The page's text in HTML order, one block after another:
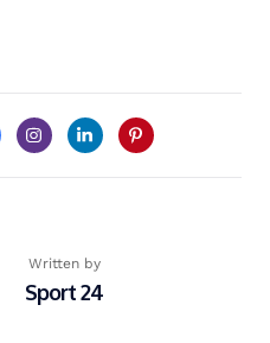
Written by
Sport 24